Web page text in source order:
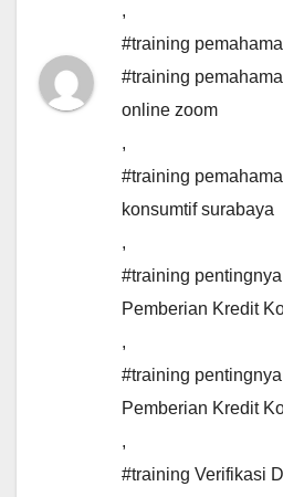
,
#training
#training
online zoom
,
#training
konsumtif surabaya
,
#training
Pemberian Kredit
,
#training
Pemberian Kredit
,
#training Verifikasi